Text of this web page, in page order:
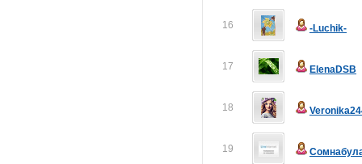
16 -Luchik-
17 ElenaDSB
18
19